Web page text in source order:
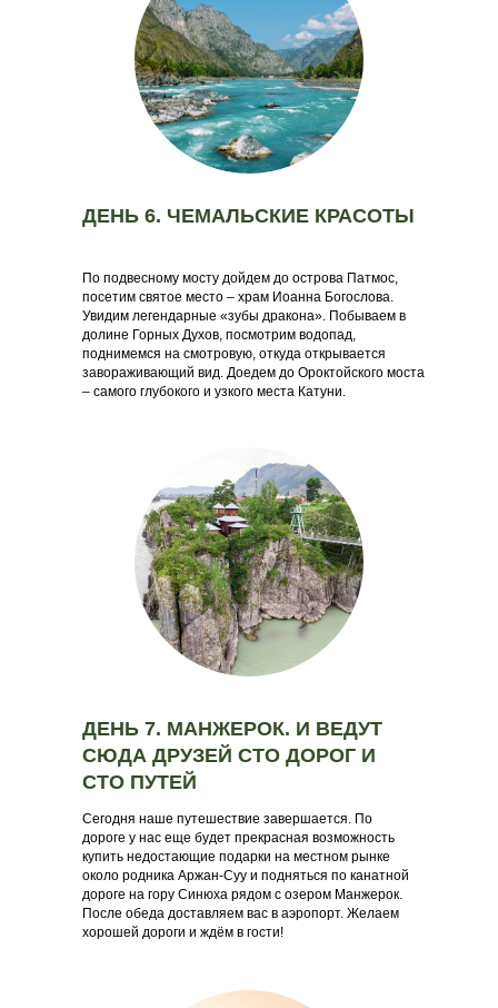
ДЕНЬ 6. ЧЕМАЛЬСКИЕ КРАСОТЫ
По подвесному мосту дойдем до острова Патмос,
посетим святое место – храм Иоанна Богослова.
Увидим легендарные «зубы дракона». Побываем в
долине Горных Духов, посмотрим водопад,
поднимемся на смотровую, откуда открывается
завораживающий вид. Доедем до Ороктойского моста
– самого глубокого и узкого места Катуни.
Сегодня наше путешествие завершается. По
дороге у нас еще будет прекрасная возможность
купить недостающие подарки на местном рынке
около родника Аржан-Суу и подняться по канатной
дороге на гору Синюха рядом с озером Манжерок.
После обеда доставляем вас в аэропорт. Желаем
хорошей дороги и ждём в гости!
ДЕНЬ 7. МАНЖЕРОК. И ВЕДУТ
СЮДА ДРУЗЕЙ СТО ДОРОГ И
СТО ПУТЕЙ